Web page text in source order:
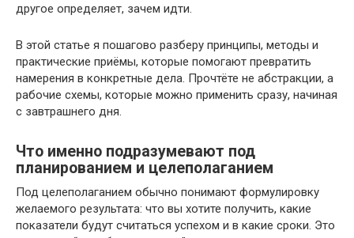
другое определяет, зачем идти.
В этой статье я пошагово разберу принципы, методы и
практические приёмы, которые помогают превратить
намерения в конкретные дела. Прочтёте не абстракции, а
рабочие схемы, которые можно применить сразу, начиная
с завтрашнего дня.
Что именно подразумевают под
планированием и целеполаганием
Под целеполаганием обычно понимают формулировку
желаемого результата: что вы хотите получить, какие
показатели будут считаться успехом и в какие сроки. Это